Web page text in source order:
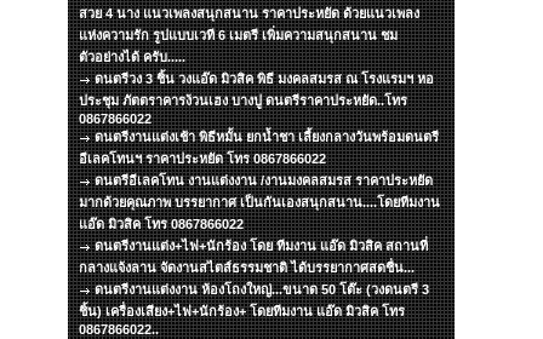
สวย 4 นาง แนวเพลงสนุกสนาน ราคาประหยัด ด้วยแนวเพลง
แห่งความรัก รูปแบบเวที 6 เมตรี เพิ่มความสนุกสนาน ชม
ตัวอย่างได้ ครับ.....
ดนตรีวง 3 ชิ้น วงแอ๊ด มิวสิค พิธี มงคลสมรส ณ โรงแรมฯ หอ
ประชุม ภัตตราคารง้วนเฮง บางปู ดนตรีราคาประหยัด..โทร
0867866022
ดนตรีงานแต่งเช้า พิธีหมั้น ยกน้ำชา เลี้ยงกลางวันพร้อมดนตรี
อีเลคโทนฯ ราคาประหยัด โทร 0867866022
ดนตรีอีเลคโทน งานแต่งงาน /งานมงคลสมรส ราคาประหยัด
มากด้วยคุณภาพ บรรยากาศ เป็นกันเองสนุกสนาน....โดยทีมงาน
แอ๊ด มิวสิค โทร 0867866022
ดนตรีงานแต่ง+ไฟ+นักร้อง โดย ทีมงาน แอ๊ด มิวสิค สถานที่
กลางแจ้งลาน จัดงานสไตส์ธรรมชาติ ได้บรรยากาศสดชื่น...
ดนตรีงานแต่งงาน ห้องโถงใหญ่...ขนาด 50 โต๊ะ (วงดนตรี 3
ชิ้น) เครื่องเสียง+ไฟ+นักร้อง+ โดยทีมงาน แอ๊ด มิวสิค โทร
0867866022..